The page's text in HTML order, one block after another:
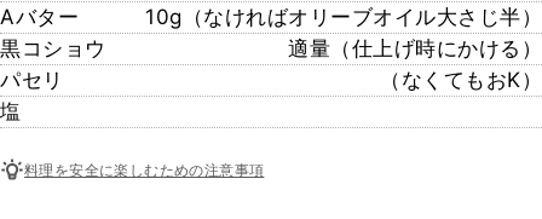
Aバター
10g（なければオリーブオイル大さじ半）
黒コショウ
適量（仕上げ時にかける）
パセリ
（なくてもおK）
塩
料理を安全に楽しむための注意事項